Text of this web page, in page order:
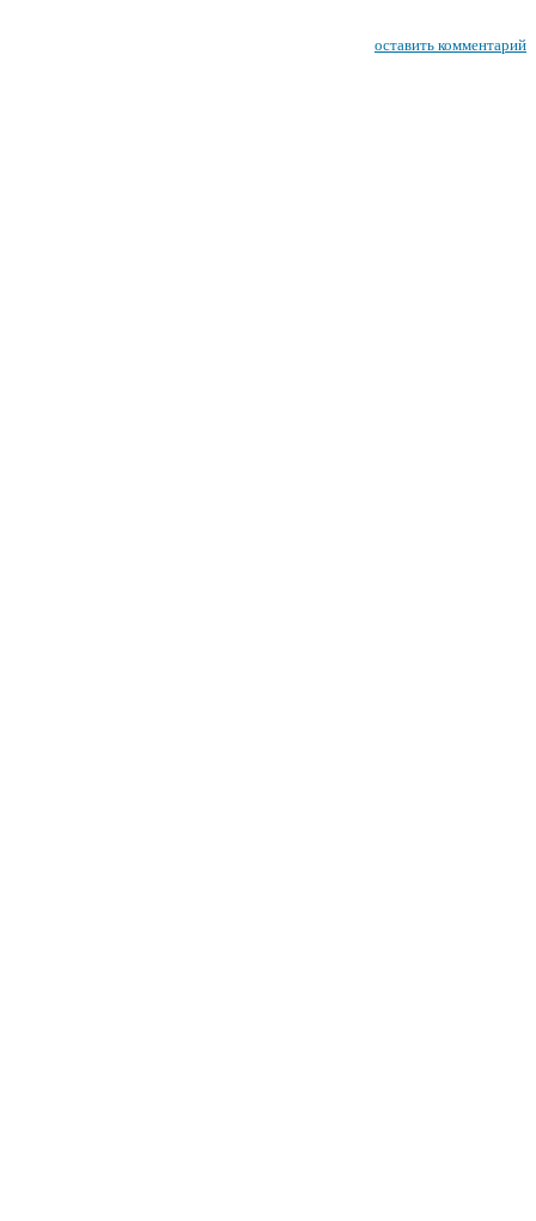
оставить комментарий